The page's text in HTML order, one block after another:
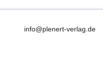
info@plenert-verlag.de